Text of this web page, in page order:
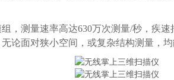
，测量速率高达630万次测量/秒，疾
论面对狭小空间，或复杂结构测量，均